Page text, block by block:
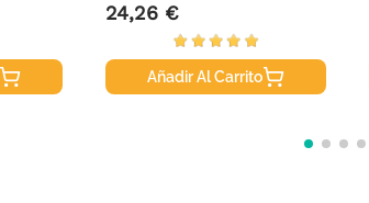
Precio
24,26 €
Añadir Al Carrito